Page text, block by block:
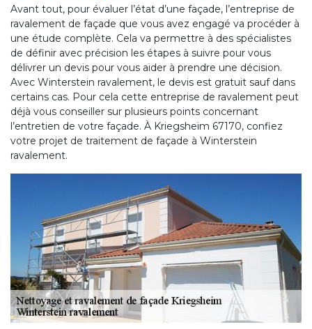
Avant tout, pour évaluer l’état d’une façade, l’entreprise de
ravalement de façade que vous avez engagé va procéder à
une étude complète. Cela va permettre à des spécialistes
de définir avec précision les étapes à suivre pour vous
délivrer un devis pour vous aider à prendre une décision.
Avec Winterstein ravalement, le devis est gratuit sauf dans
certains cas. Pour cela cette entreprise de ravalement peut
déjà vous conseiller sur plusieurs points concernant
l’entretien de votre façade. À Kriegsheim 67170, confiez
votre projet de traitement de façade à Winterstein
ravalement.